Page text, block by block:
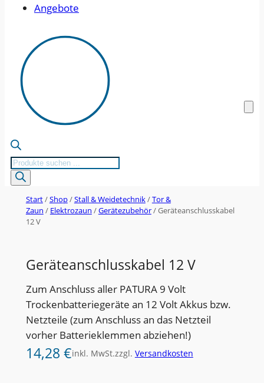
Angebote
Products
search
Start/Shop/Stall & Weidetechnik/Tor &
Zaun / Elektrozaun /Gerätezubehör/ Geräteanschlusskabel
12 V
Geräteanschlusskabel 12 V
Zum Anschluss aller PATURA 9 Volt
Trockenbatteriegeräte an 12 Volt Akkus bzw.
Netzteile (zum Anschluss an das Netzteil
vorher Batterieklemmen abziehen!)
14,28 €inkl. MwSt.zzgl. Versandkosten